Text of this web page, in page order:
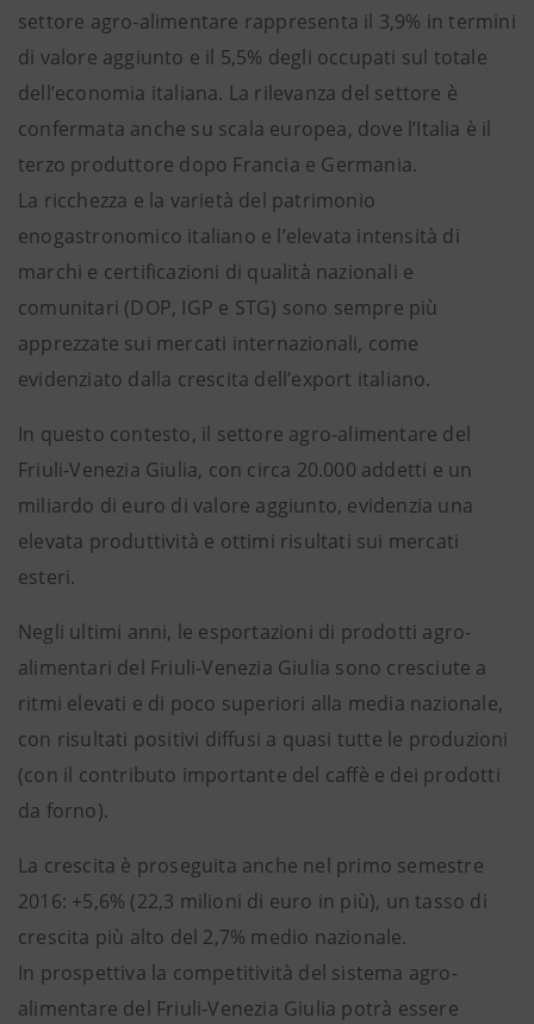
settore agro-alimentare rappresenta il 3,9% in termini
di valore aggiunto e il 5,5% degli occupati sul totale
dell’economia italiana. La rilevanza del settore è
confermata anche su scala europea, dove l’Italia è il
terzo produttore dopo Francia e Germania.
La ricchezza e la varietà del patrimonio
enogastronomico italiano e l’elevata intensità di
marchi e certificazioni di qualità nazionali e
comunitari (DOP, IGP e STG) sono sempre più
apprezzate sui mercati internazionali, come
evidenziato dalla crescita dell’export italiano.
In questo contesto, il settore agro-alimentare del
Friuli-Venezia Giulia, con circa 20.000 addetti e un
miliardo di euro di valore aggiunto, evidenzia una
elevata produttività e ottimi risultati sui mercati
esteri.
Negli ultimi anni, le esportazioni di prodotti agro-
alimentari del Friuli-Venezia Giulia sono cresciute a
ritmi elevati e di poco superiori alla media nazionale,
con risultati positivi diffusi a quasi tutte le produzioni
(con il contributo importante del caffè e dei prodotti
da forno).
La crescita è proseguita anche nel primo semestre
2016: +5,6% (22,3 milioni di euro in più), un tasso di
crescita più alto del 2,7% medio nazionale.
In prospettiva la competitività del sistema agro-
alimentare del Friuli-Venezia Giulia potrà essere